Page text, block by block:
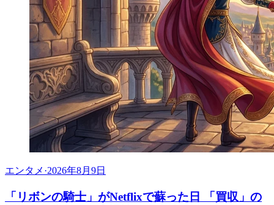
エンタメ ·2026年8月9日
「リボンの騎士」がNetflixで蘇った日 「買収」の